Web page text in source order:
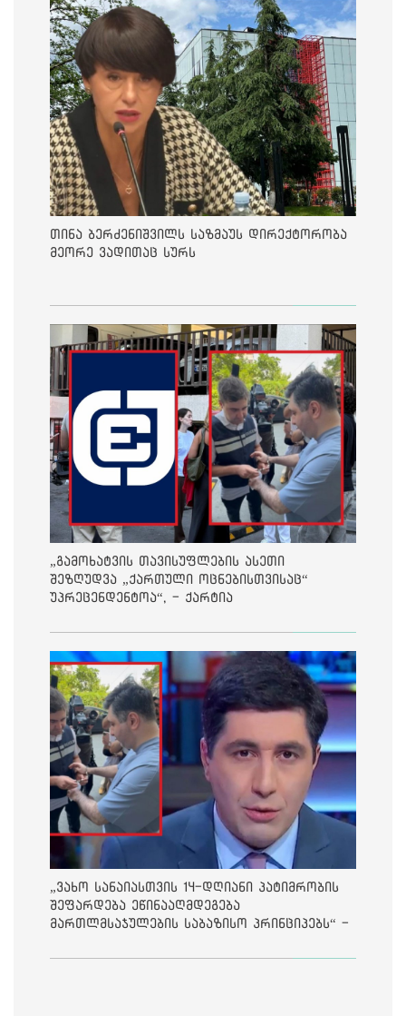
თინა ბერძენიშვილს საზმაუს დირექტორობა
მეორე ვადითაც სურს
„გამოხატვის თავისუფლების ასეთი
შეზღუდვა „ქართული ოცნებისთვისაც“
უპრეცენდენტოა“, - ქარტია
„ვახო სანაიასთვის 14-დღიანი პატიმრობის
შეფარდება ეწინააღმდეგება
მართლმსაჯულების საბაზისო პრინციპებს“ -